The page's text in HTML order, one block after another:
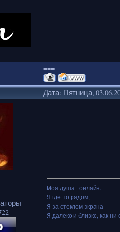
===
Дата: Пятница,
Моя душа - онлайн..
Я где-то рядом,
Я за стеклом экрана
Я далеко и близко, как ни